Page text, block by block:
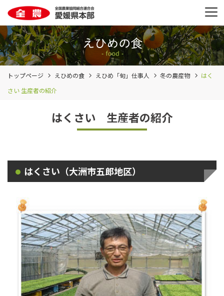
トップページ えひめの食 えひめ「旬」仕事人 冬の農産物
はく
さい 生産者の紹介
はくさい 生産者の紹介
はくさい（大洲市五郎地区）